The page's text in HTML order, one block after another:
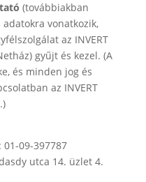
(továbbiakban
adatokra vonatkozik,
az INVERT
gyűjt és kezel. (A
és minden jog és
az INVERT
01-09-397787
utca 14. üzlet 4.